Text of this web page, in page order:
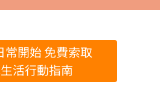
常開始 免費索取
活行動指南